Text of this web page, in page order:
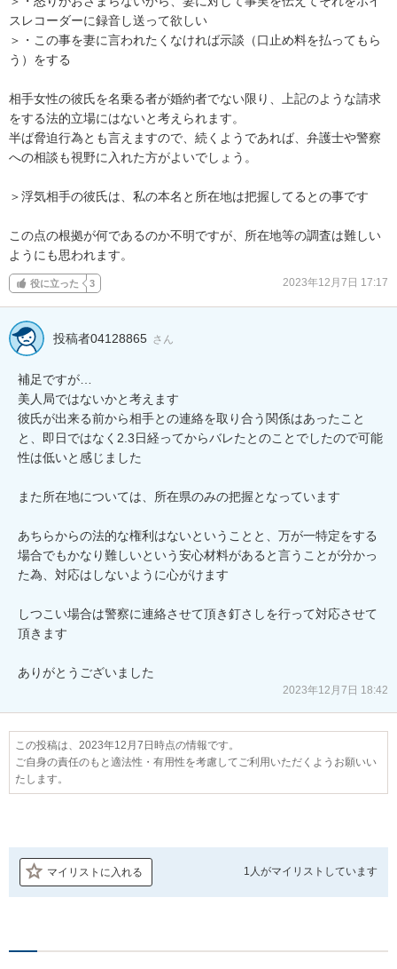
スレコーダーに録音し送って欲しい
＞・この事を妻に言われたくなければ示談（口止め料を払ってもら
う）をする
相手女性の彼氏を名乗る者が婚約者でない限り、上記のような請求
をする法的立場にはないと考えられます。
半ば脅迫行為とも言えますので、続くようであれば、弁護士や警察
への相談も視野に入れた方がよいでしょう。
＞浮気相手の彼氏は、私の本名と所在地は把握してるとの事です
この点の根拠が何であるのか不明ですが、所在地等の調査は難しい
ようにも思われます。
役に立った 3 2023年12月7日 17:17
投稿者04128865 さん
補足ですが…
美人局ではないかと考えます
彼氏が出来る前から相手との連絡を取り合う関係はあったこと
と、即日ではなく2.3日経ってからバレたとのことでしたので可能
性は低いと感じました
また所在地については、所在県のみの把握となっています
あちらからの法的な権利はないということと、万が一特定をする
場合でもかなり難しいという安心材料があると言うことが分かっ
た為、対応はしないように心がけます
しつこい場合は警察に連絡させて頂き釘さしを行って対応させて
頂きます
ありがとうございました
2023年12月7日 18:42
この投稿は、2023年12月7日時点の情報です。
ご自身の責任のもと適法性・有用性を考慮してご利用いただくようお願いい
たします。
マイリストに入れる 1人がマイリストしています